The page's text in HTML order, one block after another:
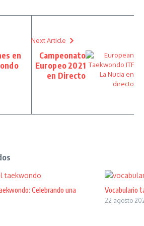
en
Next Article
Campeonato
Europeo 2021
en Directo
Celebrando una
Vocabulario
22 agosto